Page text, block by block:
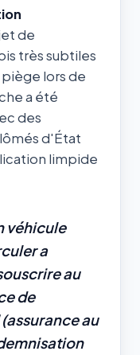
de
très subtiles
lors de
a été
des
d'État
limpide
véhicule
a
au
de
au